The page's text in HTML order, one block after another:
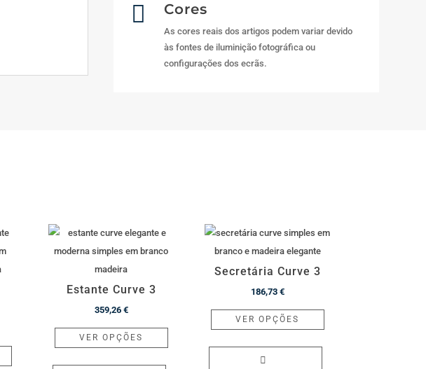
 Cores
As cores reais dos artigos podem variar devido
às fontes de iluminição fotográfica ou
configurações dos ecrãs.
Estante Curve 3
359,26 €
VER OPÇÕES
This
product
Secretária Curve 3
186,73 €
VER OPÇÕES
This
product